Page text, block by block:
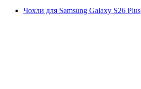
Чохли для Samsung Galaxy S26 Plus